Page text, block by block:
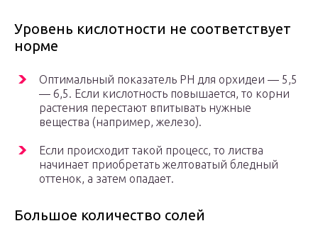
Уровень кислотности не соответствует
норме
Оптимальный показатель РН для орхидеи — 5,5
— 6,5. Если кислотность повышается, то корни
растения перестают впитывать нужные
вещества (например, железо).
Если происходит такой процесс, то листва
начинает приобретать желтоватый бледный
оттенок, а затем опадает.
Большое количество солей